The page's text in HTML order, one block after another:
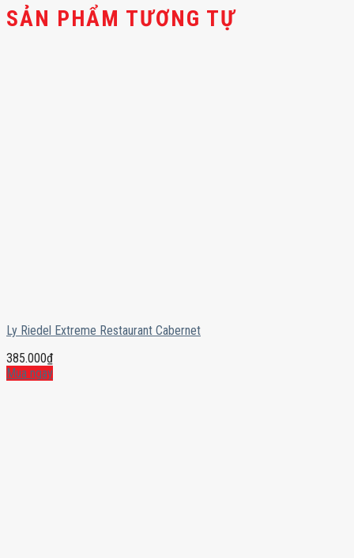
SẢN PHẨM TƯƠNG TỰ
Ly Riedel Extreme Restaurant Cabernet
385.000₫
Mua ngay